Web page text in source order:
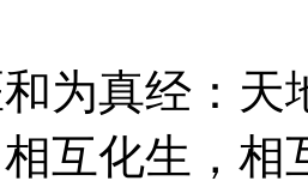
真经：天
化生，相